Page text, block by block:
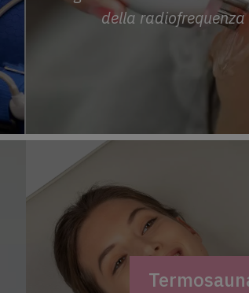
della radiofrequenza